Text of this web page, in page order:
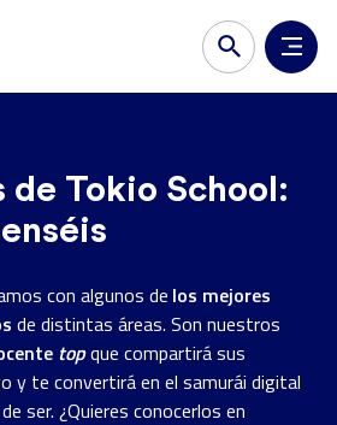
de Tokio School:
con algunos de los mejores
de distintas áreas. Son nuestros
topque compartirá sus
y te convertirá en el samurái digital
ser. ¿Quieres conocerlos en